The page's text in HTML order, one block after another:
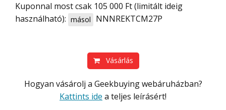
Kuponnal most csak 105 000 Ft (limitált ideig
használható): másol NNNREKTCM27P
Vásárlás
Hogyan vásárolj a Geekbuying webáruházban?
Kattints ide a teljes leírásért!